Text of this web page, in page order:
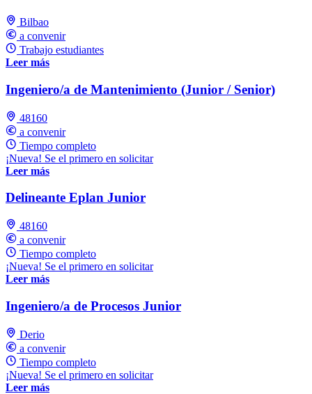
Bilbao
a convenir
Trabajo estudiantes
Leer más
Ingeniero/a de Mantenimiento (Junior / Senior)
48160
a convenir
Tiempo completo
¡Nueva! Se el primero en solicitar
Leer más
Delineante Eplan Junior
48160
a convenir
Tiempo completo
¡Nueva! Se el primero en solicitar
Leer más
Ingeniero/a de Procesos Junior
Derio
a convenir
Tiempo completo
¡Nueva! Se el primero en solicitar
Leer más